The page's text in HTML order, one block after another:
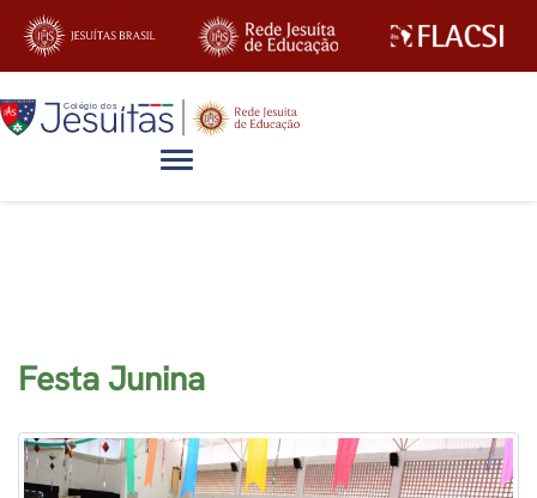
Alternar navegação
Festa Junina